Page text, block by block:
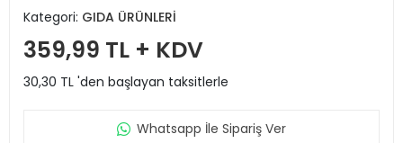
Kategori: GIDA ÜRÜNLERİ
359,99 TL + KDV
30,30 TL 'den başlayan taksitlerle
Whatsapp İle Sipariş Ver